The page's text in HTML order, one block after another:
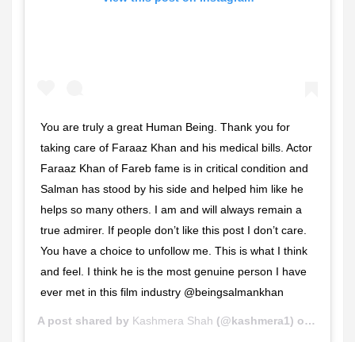
You are truly a great Human Being. Thank you for
taking care of Faraaz Khan and his medical bills. Actor
Faraaz Khan of Fareb fame is in critical condition and
Salman has stood by his side and helped him like he
helps so many others. I am and will always remain a
true admirer. If people don’t like this post I don’t care.
You have a choice to unfollow me. This is what I think
and feel. I think he is the most genuine person I have
ever met in this film industry @beingsalmankhan
A post shared by Kashmera Shah (@kashmera1) on